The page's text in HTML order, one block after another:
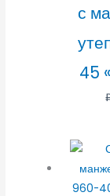
с
45